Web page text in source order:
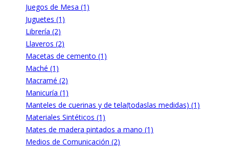
Juegos de Mesa (1)
Juguetes (1)
Librería (2)
Llaveros (2)
Macetas de cemento (1)
Maché (1)
Macramé (2)
Manicuría (1)
Manteles de cuerinas y de tela(todaslas medidas) (1)
Materiales Sintéticos (1)
Mates de madera pintados a mano (1)
Medios de Comunicación (2)